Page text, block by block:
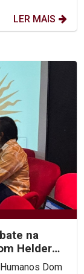
LER MAIS
na
Helder
Dom